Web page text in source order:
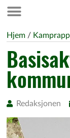
Hjem /
Redaksjonen